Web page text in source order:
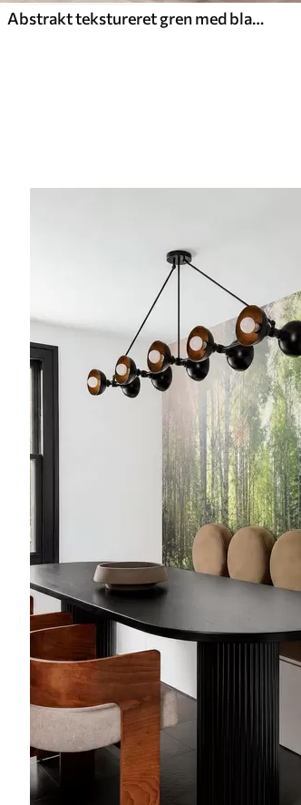
Abstrakt tekstureret gren med blade i nuancer af brunt, beige og rødt på baggrund af abstrakte former